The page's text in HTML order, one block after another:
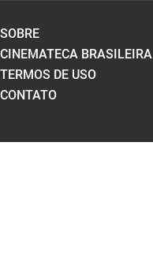
SOBRE
CINEMATECA BRASILEIRA
TERMOS DE USO
CONTATO